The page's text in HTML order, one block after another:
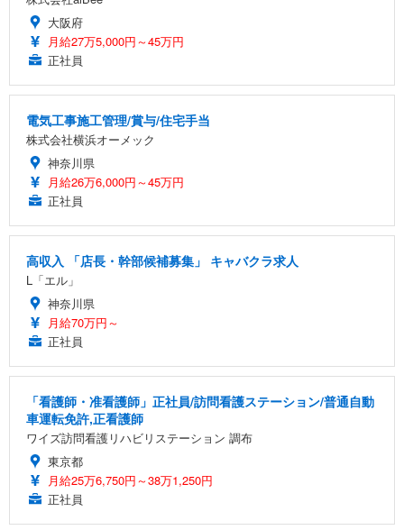
大阪府
月給27万5,000円～45万円
正社員
電気工事施工管理/賞与/住宅手当
株式会社横浜オーメック
神奈川県
月給26万6,000円～45万円
正社員
高収入 「店長・幹部候補募集」 キャバクラ求人
L「エル」
神奈川県
月給70万円～
正社員
「看護師・准看護師」正社員/訪問看護ステーション/普通自動
車運転免許,正看護師
ワイズ訪問看護リハビリステーション 調布
東京都
月給25万6,750円～38万1,250円
正社員